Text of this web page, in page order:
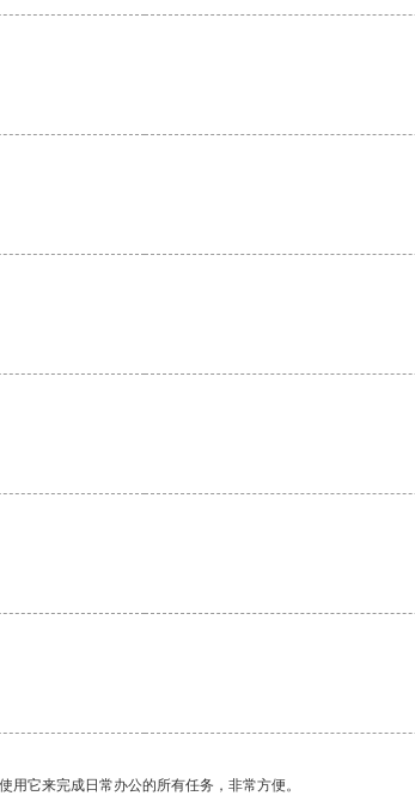
它来完成日常办公的所有任务，非常方便。